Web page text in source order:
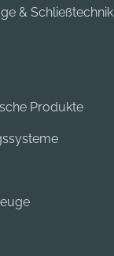
& Schließtechnik
Produkte